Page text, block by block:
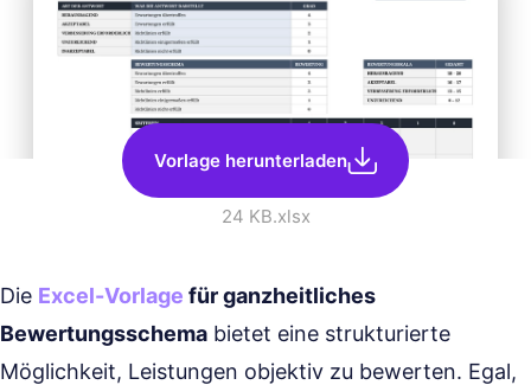
Vorlage herunterladen
24 KB.xlsx
Die Excel-Vorlage für ganzheitliches
Bewertungsschema bietet eine strukturierte
Möglichkeit, Leistungen objektiv zu bewerten. Egal,